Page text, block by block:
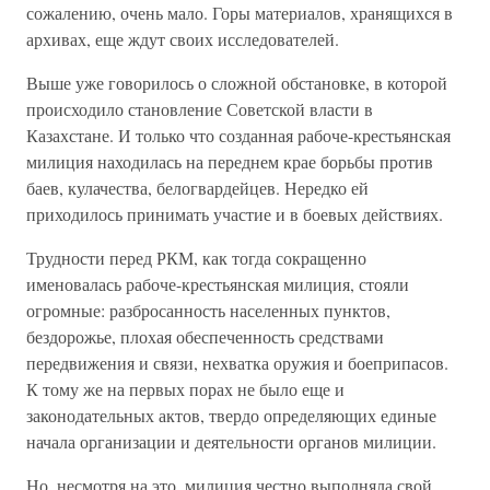
сожалению, очень мало. Горы материалов, хранящихся в
архивах, еще ждут своих исследователей.
Выше уже говорилось о сложной обстановке, в которой
происходило становление Советской власти в
Казахстане. И только что созданная рабоче-крестьянская
милиция находилась на переднем крае борьбы против
баев, кулачества, белогвардейцев. Нередко ей
приходилось принимать участие и в боевых действиях.
Трудности перед РКМ, как тогда сокращенно
именовалась рабоче-крестьянская милиция, стояли
огромные: разбросанность населенных пунктов,
бездорожье, плохая обеспеченность средствами
передвижения и связи, нехватка оружия и боеприпасов.
К тому же на первых порах не было еще и
законодательных актов, твердо определяющих единые
начала организации и деятельности органов милиции.
Но, несмотря на это, милиция честно выполняла свой